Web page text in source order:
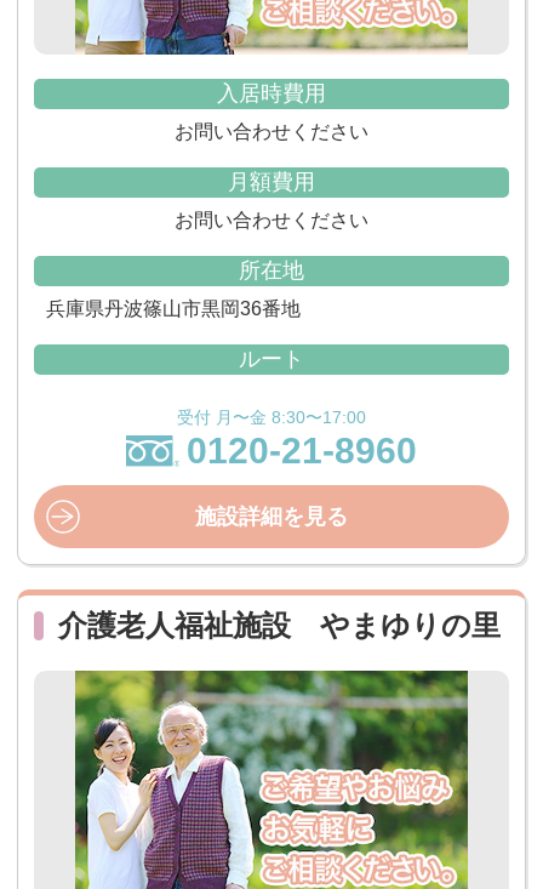
入居時費用
お問い合わせください
月額費用
お問い合わせください
所在地
兵庫県丹波篠山市黒岡36番地
ルート
受付 月〜金 8:30〜17:00
0120-21-8960
施設詳細を見る
介護老人福祉施設 やまゆりの里